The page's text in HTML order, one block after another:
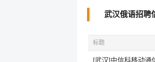
武汉俄语招聘
标题
[武汉]中信科移动通